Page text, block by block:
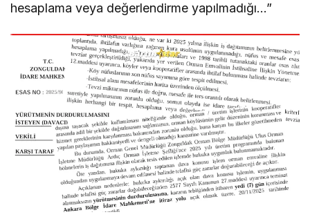
hesaplama veya değerlendirme yapılmadığı…”